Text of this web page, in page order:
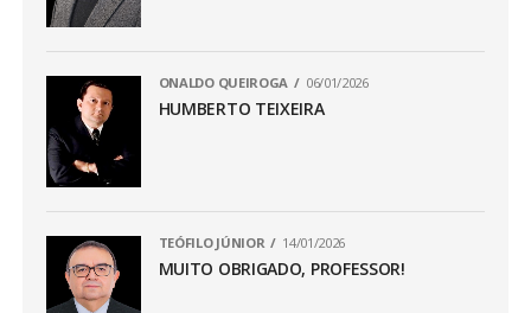
ONALDO QUEIROGA 06/01/2026
HUMBERTO TEIXEIRA
TEÓFILO JÚNIOR 14/01/2026
MUITO OBRIGADO, PROFESSOR!